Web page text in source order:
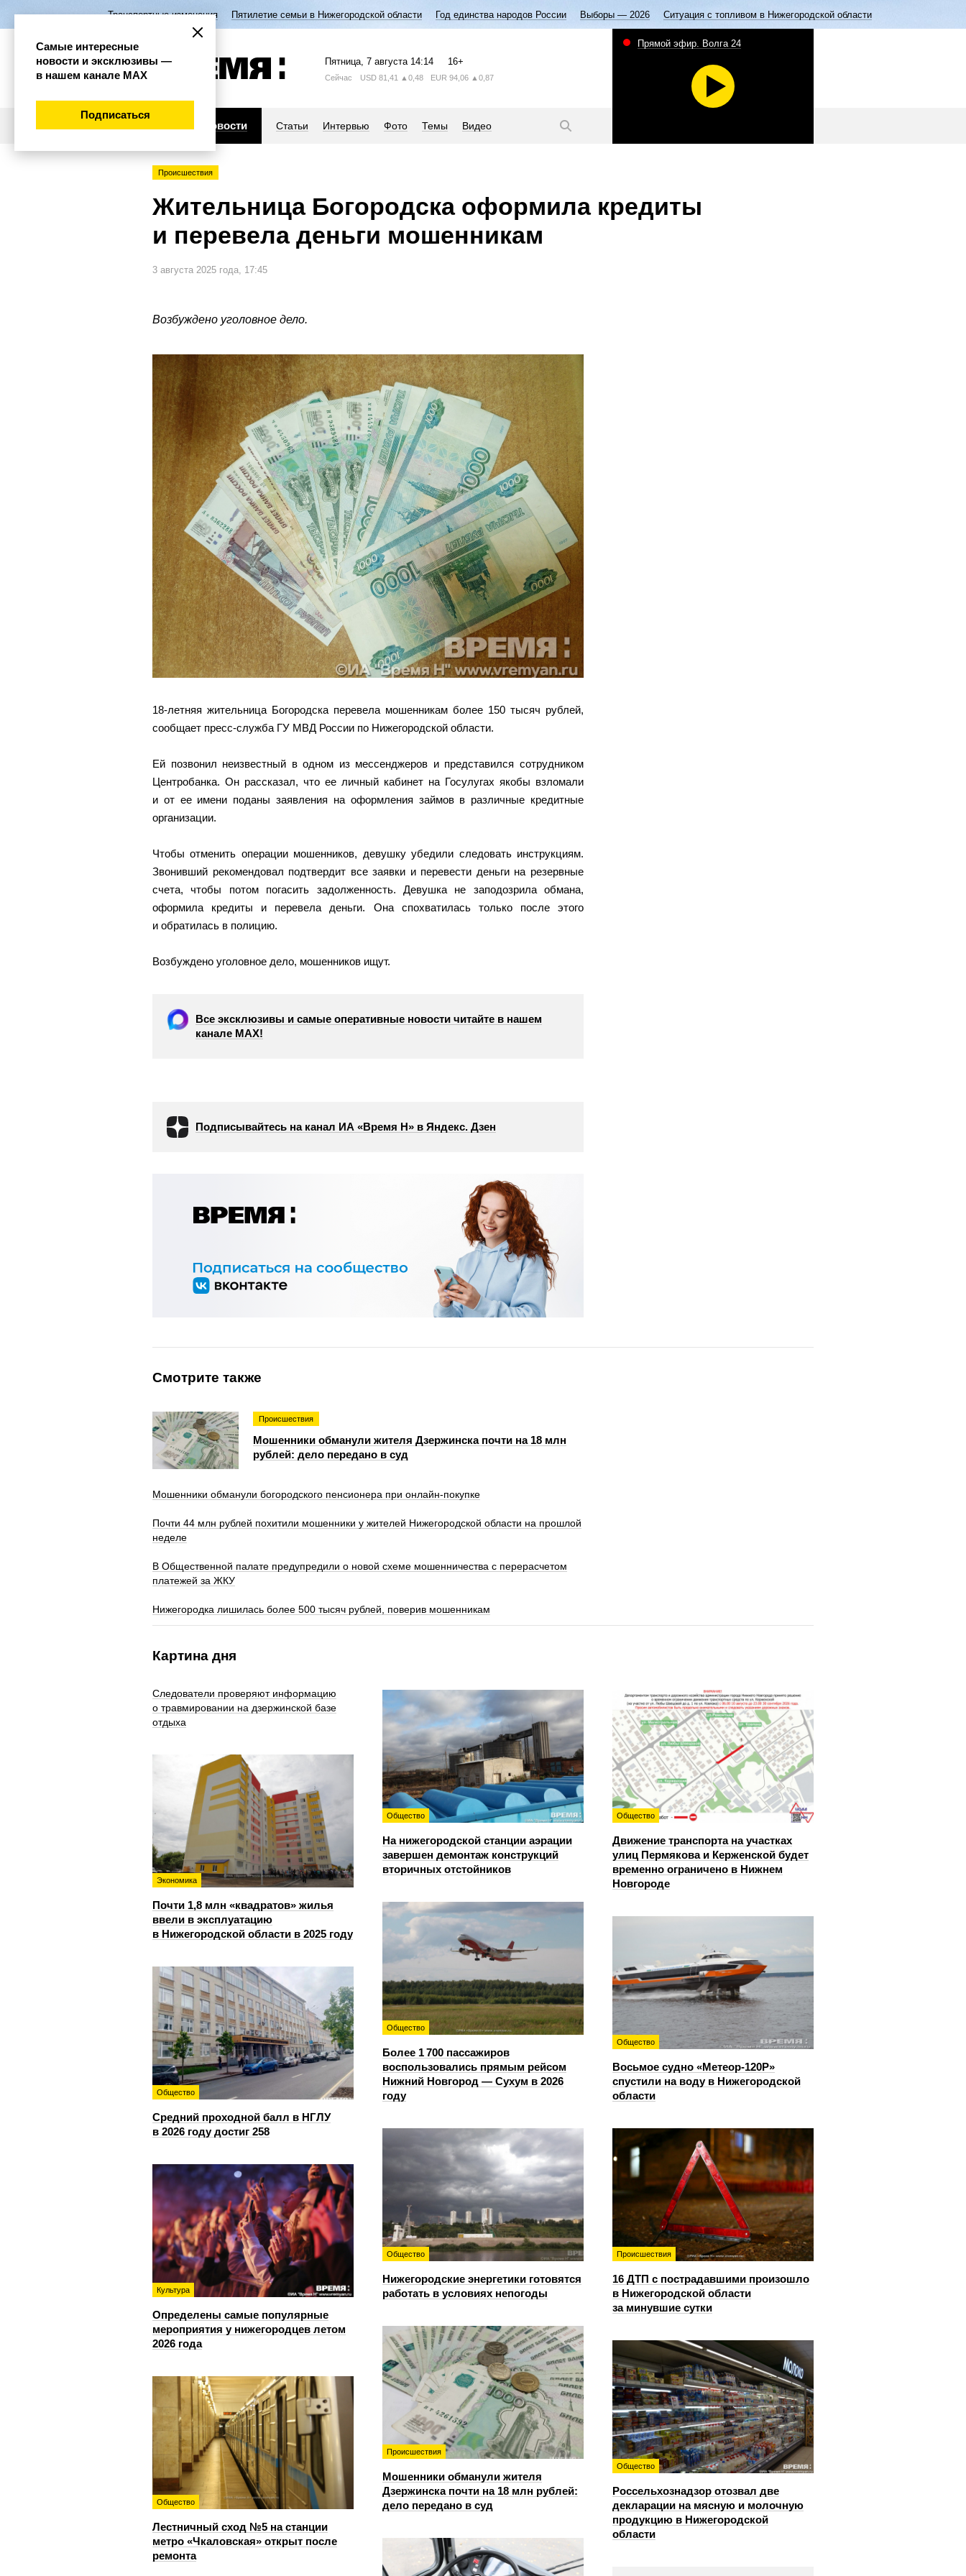
Транспортные изменения Пятилетие семьи в Нижегородской области Год единства народов России Выборы — 2026 Ситуация с топливом в Нижегородской области
Пятница, 7 августа 14:14 16+
Сейчас USD 81,41 ▲0,48 EUR 94,06 ▲0,87
Новости Статьи Интервью Фото Темы Видео
Прямой эфир. Волга 24
Происшествия
Жительница Богородска оформила кредиты
и перевела деньги мошенникам
3 августа 2025 года, 17:45
Возбуждено уголовное дело.
18-летняя жительница Богородска перевела мошенникам более 150 тысяч рублей,
сообщает пресс-служба ГУ МВД России по Нижегородской области.
Ей позвонил неизвестный в одном из мессенджеров и представился сотрудником
Центробанка. Он рассказал, что ее личный кабинет на Госулугах якобы взломали
и от ее имени поданы заявления на оформления займов в различные кредитные
организации.
Чтобы отменить операции мошенников, девушку убедили следовать инструкциям.
Звонивший рекомендовал подтвердит все заявки и перевести деньги на резервные
счета, чтобы потом погасить задолженность. Девушка не заподозрила обмана,
оформила кредиты и перевела деньги. Она спохватилась только после этого
и обратилась в полицию.
Возбуждено уголовное дело, мошенников ищут.
Все эксклюзивы и самые оперативные новости читайте в нашем
канале МАХ!
Подписывайтесь на канал ИА «Время Н» в Яндекс. Дзен
Смотрите также
Происшествия
Мошенники обманули жителя Дзержинска почти на 18 млн
рублей: дело передано в суд
Мошенники обманули богородского пенсионера при онлайн-покупке
Почти 44 млн рублей похитили мошенники у жителей Нижегородской области на прошлой
неделе
В Общественной палате предупредили о новой схеме мошенничества с перерасчетом
платежей за ЖКУ
Нижегородка лишилась более 500 тысяч рублей, поверив мошенникам
Картина дня
Следователи проверяют информацию
о травмировании на дзержинской базе
отдыха
Общество
На нижегородской станции аэрации
завершен демонтаж конструкций
вторичных отстойников
Общество
Движение транспорта на участках
улиц Пермякова и Керженской будет
временно ограничено в Нижнем
Новгороде
Экономика
Почти 1,8 млн «квадратов» жилья
ввели в эксплуатацию
в Нижегородской области в 2025 году
Общество
Более 1 700 пассажиров
воспользовались прямым рейсом
Нижний Новгород — Сухум в 2026
году
Общество
Восьмое судно «Метеор-120Р»
спустили на воду в Нижегородской
области
Общество
Средний проходной балл в НГЛУ
в 2026 году достиг 258
Общество
Нижегородские энергетики готовятся
работать в условиях непогоды
Происшествия
16 ДТП с пострадавшими произошло
в Нижегородской области
за минувшие сутки
Культура
Определены самые популярные
мероприятия у нижегородцев летом
2026 года
Происшествия
Мошенники обманули жителя
Дзержинска почти на 18 млн рублей:
дело передано в суд
Общество
Россельхознадзор отозвал две
декларации на мясную и молочную
продукцию в Нижегородской
области
Общество
Лестничный сход №5 на станции
метро «Чкаловская» открыт после
ремонта
Самые интересные
новости и эксклюзивы —
в нашем канале МАХ
Подписаться